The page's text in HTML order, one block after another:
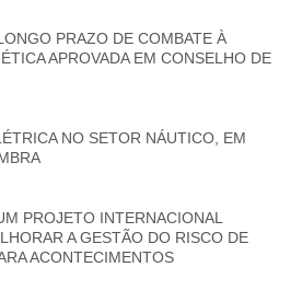
PRAZO DE COMBATE À
APROVADA EM CONSELHO DE
NO SETOR NÁUTICO, EM
PROJETO INTERNACIONAL
A GESTÃO DO RISCO DE
ACONTECIMENTOS